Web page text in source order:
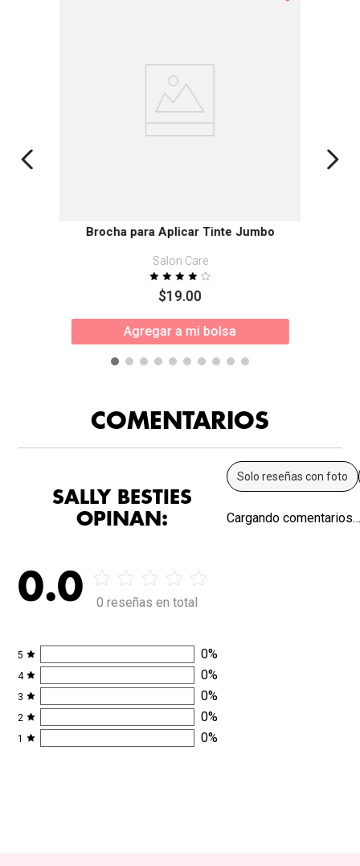
Brocha para Aplicar Tinte Jumbo
Salon Care
$19.00
Agregar a mi bolsa
COMENTARIOS
SALLY BESTIES
OPINAN:
0.0 0 reseñas en total
5 0%
4 0%
3 0%
2 0%
1 0%
Solo reseñas con foto
Cargando